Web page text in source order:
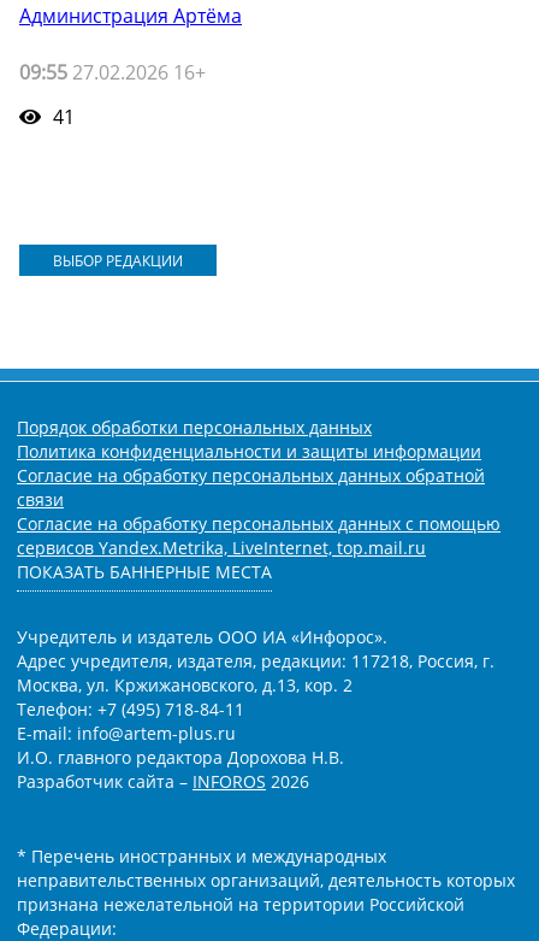
Администрация Артёма
09:55 27.02.2026 16+
41
ВЫБОР РЕДАКЦИИ
Порядок обработки персональных данных
Политика конфиденциальности и защиты информации
Согласие на обработку персональных данных обратной
связи
Согласие на обработку персональных данных с помощью
сервисов Yandex.Metrika, LiveInternet, top.mail.ru
ПОКАЗАТЬ БАННЕРНЫЕ МЕСТА
Учредитель и издатель ООО ИА «Инфорос».
Адрес учредителя, издателя, редакции: 117218, Россия, г.
Москва, ул. Кржижановского, д.13, кор. 2
Телефон: +7 (495) 718-84-11
E-mail: info@artem-plus.ru
И.О. главного редактора Дорохова Н.В.
Разработчик сайта – INFOROS 2026
* Перечень иностранных и международных
неправительственных организаций, деятельность которых
признана нежелательной на территории Российской
Федерации: